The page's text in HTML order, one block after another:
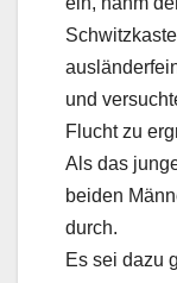
und
Flucht zu
Als das
beiden
durch.
Es sei dazu